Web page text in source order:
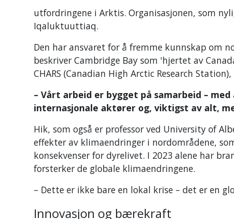
utfordringene i Arktis. Organisasjonen, som
Iqaluktuuttiaq.
Den har ansvaret for å fremme kunnskap om
beskriver Cambridge Bay som 'hjertet av
CHARS (Canadian High Arctic Research
– Vårt arbeid er bygget på samarbeid –
internasjonale aktører og, viktigst av alt,
Hik, som også er professor ved University of
effekter av klimaendringer i nordområdene,
konsekvenser for dyrelivet. I 2023 alene har
forsterker de globale klimaendringene.
– Dette er ikke bare en lokal krise – det er en
Innovasjon og bærekraft